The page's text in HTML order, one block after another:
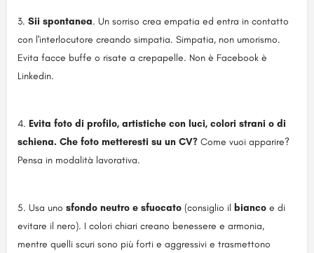
Sii spontanea. Un sorriso crea empatia ed entra in contatto
con l'interlocutore creando simpatia. Simpatia, non umorismo.
Evita facce buffe o risate a crepapelle. Non è Facebook è
Linkedin.
Evita foto di profilo, artistiche con luci, colori strani o di
schiena. Che foto metteresti su un CV? Come vuoi apparire?
Pensa in modalità lavorativa.
Usa uno sfondo neutro e sfuocato (consiglio il bianco e di
evitare il nero). I colori chiari creano benessere e armonia,
mentre quelli scuri sono più forti e aggressivi e trasmettono